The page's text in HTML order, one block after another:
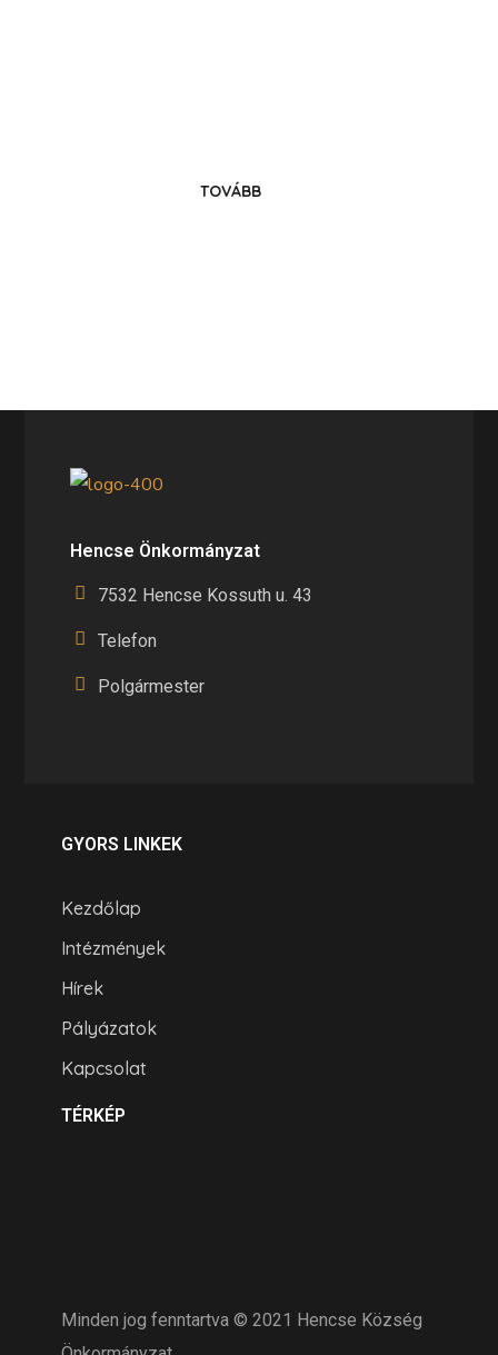
TOVÁBB
Hencse Önkormányzat
7532 Hencse Kossuth u. 43
Telefon
Polgármester
GYORS LINKEK
Kezdőlap
Intézmények
Hírek
Pályázatok
Kapcsolat
TÉRKÉP
Minden jog fenntartva © 2021 Hencse Község